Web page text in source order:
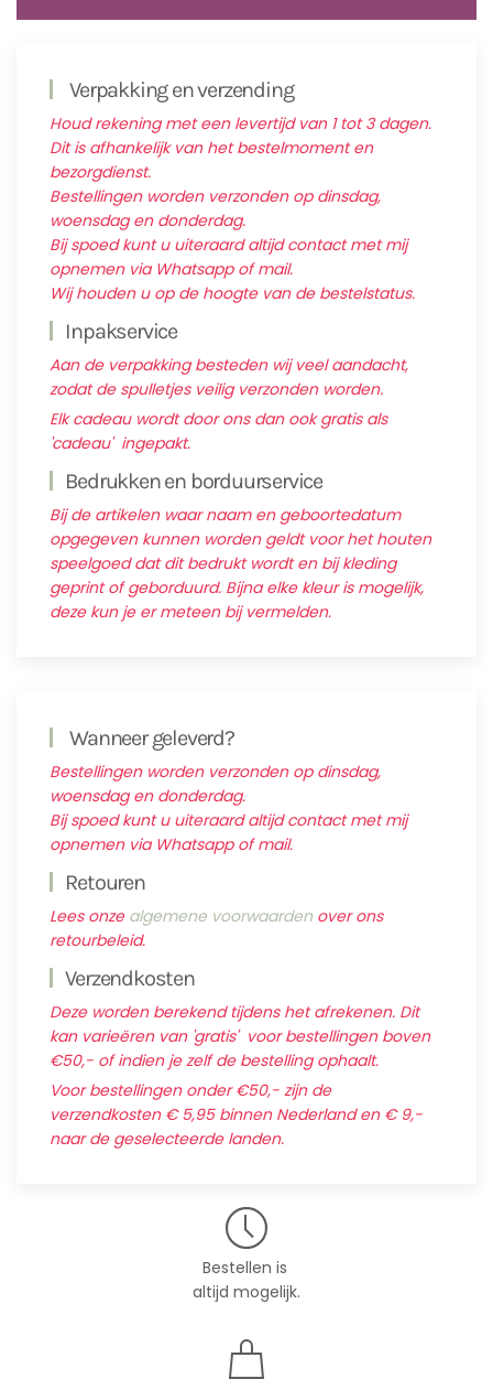
Verpakking en verzending
Houd rekening met een levertijd van 1 tot 3 dagen.
Dit is afhankelijk van het bestelmoment en
bezorgdienst.
Bestellingen worden verzonden op dinsdag,
woensdag en donderdag.
Bij spoed kunt u uiteraard altijd contact met mij
opnemen via Whatsapp of mail.
Wij houden u op de hoogte van de bestelstatus.
Inpakservice
Aan de verpakking besteden wij veel aandacht,
zodat de spulletjes veilig verzonden worden.
Elk cadeau wordt door ons dan ook gratis als
'cadeau' ingepakt.
Bedrukken en borduurservice
Bij de artikelen waar naam en geboortedatum
opgegeven kunnen worden geldt voor het houten
speelgoed dat dit bedrukt wordt en bij kleding
geprint of geborduurd. Bijna elke kleur is mogelijk,
deze kun je er meteen bij vermelden.
Wanneer geleverd?
Bestellingen worden verzonden op dinsdag,
woensdag en donderdag.
Bij spoed kunt u uiteraard altijd contact met mij
opnemen via Whatsapp of mail.
Retouren
Lees onze algemene voorwaarden over ons
retourbeleid.
Verzendkosten
Deze worden berekend tijdens het afrekenen. Dit
kan varieëren van 'gratis' voor bestellingen boven
€50,- of indien je zelf de bestelling ophaalt.
Voor bestellingen onder €50,- zijn de
verzendkosten € 5,95 binnen Nederland en € 9,-
naar de geselecteerde landen.
Bestellen is
altijd mogelijk.